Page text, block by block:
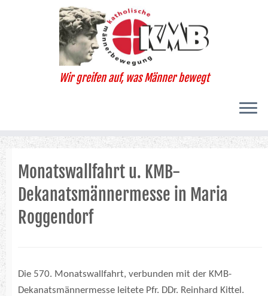
Wir greifen auf, was Männer bewegt
Monatswallfahrt u. KMB-
Dekanatsmännermesse in Maria
Roggendorf
Die 570. Monatswallfahrt, verbunden mit der KMB-
Dekanatsmännermesse leitete Pfr. DDr. Reinhard Kittel.